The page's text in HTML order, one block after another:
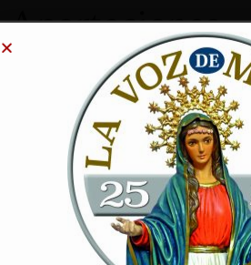
Aportaciones
Mostrando el único resultado